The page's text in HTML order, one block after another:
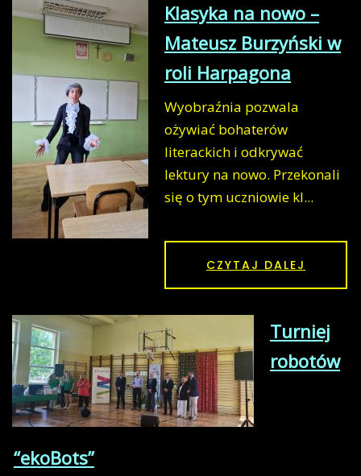
Klasyka na nowo –
Mateusz Burzyński w
roli Harpagona
Wyobraźnia pozwala
ożywiać bohaterów
literackich i odkrywać
lektury na nowo. Przekonali
się o tym uczniowie kl...
CZYTAJ DALEJ
Turniej
robotów
“ekoBots”